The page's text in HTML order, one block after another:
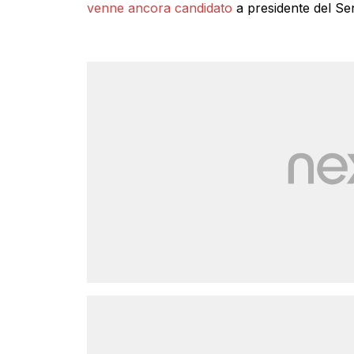
venne ancora candidato a presidente del